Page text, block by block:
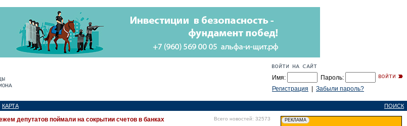
Имя:
Пароль:
Регистрация
Забыли пароль?
КАРТА ПОИСК
депутатов поймали на сокрытии счетов в банках Всего новостей: 32573